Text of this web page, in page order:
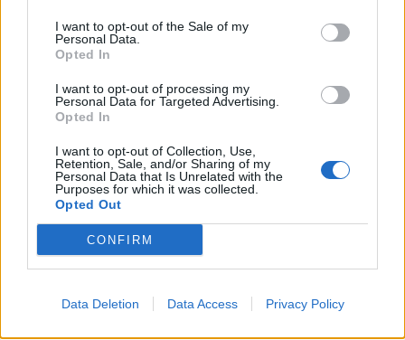
I want to opt-out of the Sale of my
Personal Data.
Opted In
I want to opt-out of processing my
Personal Data for Targeted Advertising.
Opted In
I want to opt-out of Collection, Use,
Retention, Sale, and/or Sharing of my
Personal Data that Is Unrelated with the
Purposes for which it was collected.
Opted Out
CONFIRM
Data Deletion Data Access Privacy Policy
Ένας στους 4 αναιρεί τα οφέλη των
υγιεινών γευμάτων με ανθυγιεινά